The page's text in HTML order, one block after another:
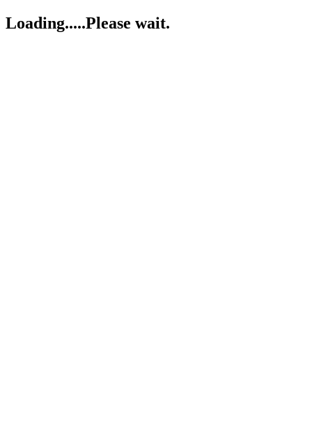
Loading.....Please wait.